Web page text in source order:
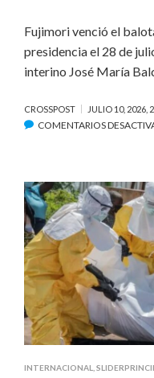
Fujimori venció el
presidencia el 28 de
interino José María
CROSSPOST JULIO 10, 2026,
COMENTARIOS
INTERNACIONAL